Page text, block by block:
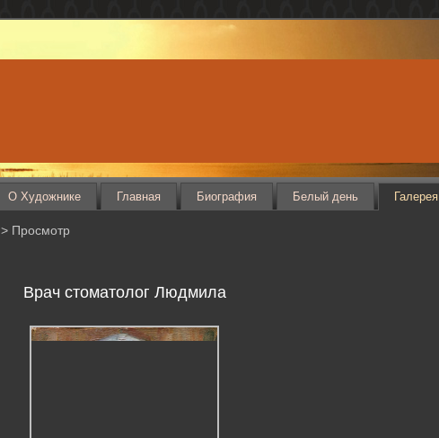
О Художнике Главная Биография Белый день Галерея
> Просмотр
Врач стоматолог Людмила